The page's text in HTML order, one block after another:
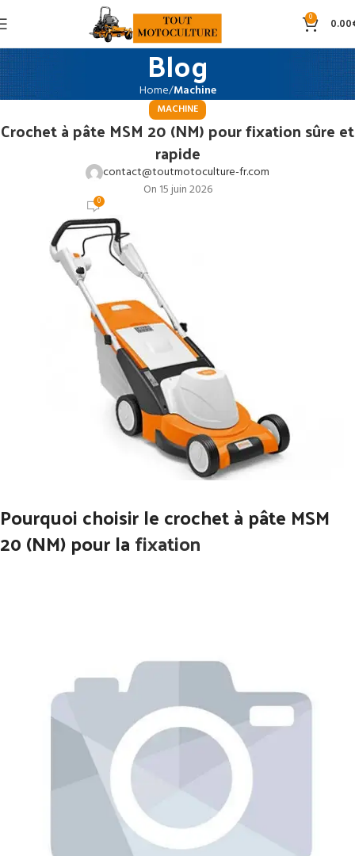
0 0.00
Blog
Home Machine
MACHINE
Crochet à pâte MSM 20 (NM) pour fixation sûre et
rapide
contact@toutmotoculture-fr.com
On 15 juin 2026
0
Pourquoi choisir le crochet à pâte MSM
20 (NM) pour lafixation